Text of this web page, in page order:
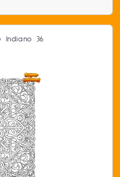
Indiano 36